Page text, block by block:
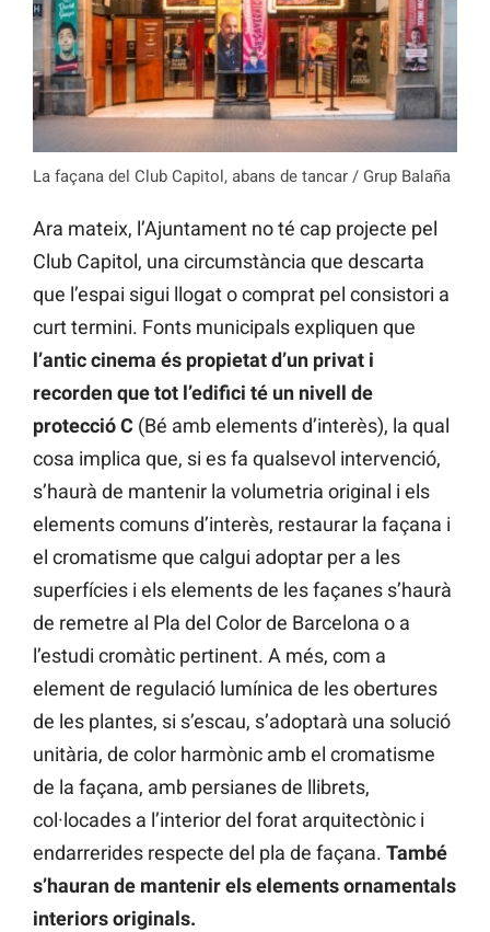
La façana del Club Capitol, abans de tancar / Grup Balaña
Ara mateix, l’Ajuntament no té cap projecte pel
Club Capitol, una circumstància que descarta
que l’espai sigui llogat o comprat pel consistori a
curt termini. Fonts municipals expliquen que
l’antic cinema és propietat d’un privat i
recorden que tot l’edifici té un nivell de
protecció C (Bé amb elements d’interès), la qual
cosa implica que, si es fa qualsevol intervenció,
s’haurà de mantenir la volumetria original i els
elements comuns d’interès, restaurar la façana i
el cromatisme que calgui adoptar per a les
superfícies i els elements de les façanes s’haurà
de remetre al Pla del Color de Barcelona o a
l’estudi cromàtic pertinent. A més, com a
element de regulació lumínica de les obertures
de les plantes, si s’escau, s’adoptarà una solució
unitària, de color harmònic amb el cromatisme
de la façana, amb persianes de llibrets,
col·locades a l’interior del forat arquitectònic i
endarrerides respecte del pla de façana. També
s’hauran de mantenir els elements ornamentals
interiors originals.